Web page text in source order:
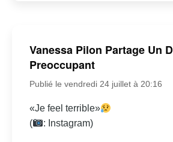
Vanessa Pilon Partage Un
Preoccupant
Publié le vendredi 24 juillet à 20:16
«Je feel terrible»
(
: Instagram)